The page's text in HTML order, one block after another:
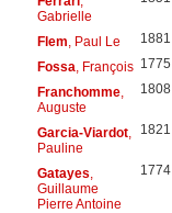
Gabrielle
Flem , Paul Le 1881
Fossa , François 1775
Franchomme,
Auguste
1808
Garcia-Viardot,
Pauline
1821
Gatayes
Guillaume
Pierre Antoine
1774